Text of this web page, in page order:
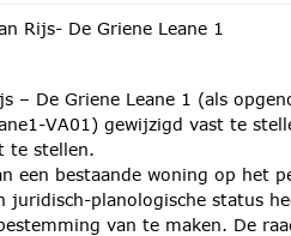
Rijs- De Griene Leane 1
De Griene Leane 1 (als
VA01) gewijzigd vast te
te stellen.
een bestaande woning op het
juridisch-planologische status
van te maken. De